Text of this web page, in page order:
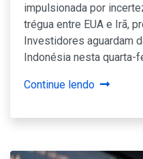
impulsionada por
trégua entre EUA e Irã,
Investidores aguardam
Indonésia nesta quarta-
Continue lendo